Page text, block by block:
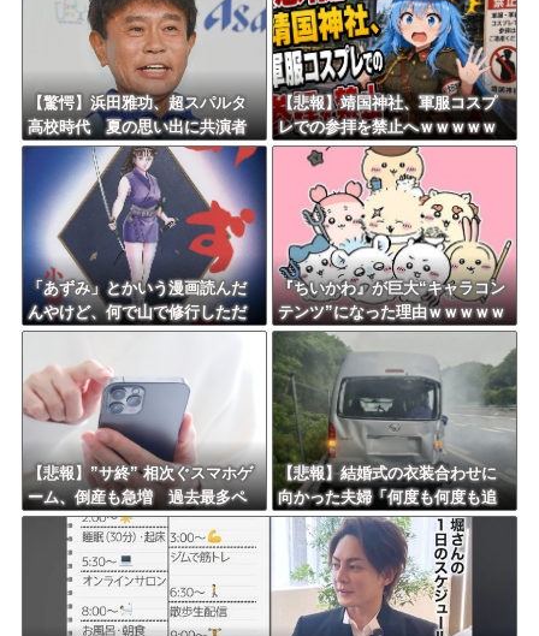
傷・・・
【驚愕】浜田雅功、超スパルタ
高校時代 夏の思い出に共演者
衝撃「ええ？」「それはかわい
そう」
【悲報】靖国神社、軍服コスプ
レでの参拝を禁止へｗｗｗｗｗ
ｗｗｗｗｗｗｗｗｗｗｗｗｗｗ
「あずみ」とかいう漫画読んだ
んやけど、何で山で修行しただ
けの子供達があんなに強いんや
『ちいかわ』が巨大“キャラコン
テンツ”になった理由ｗｗｗｗｗ
ｗｗｗｗｗｗ
【悲報】”サ終” 相次ぐスマホゲ
ーム、倒産も急増 過去最多ペ
ースで推移 「当たれば一攫千
金」過去の時代に
【悲報】結婚式の衣装合わせに
向かった夫婦「何度も何度も追
突され…何が目的か本当に理解
できない」東名高速で続いた約1.
7キロの追突